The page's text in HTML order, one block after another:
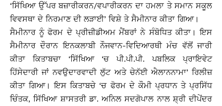
‘ਸਿੱਖਿਆ ਉੱਪਰ ਬਜ਼ਾਰੀਕਰਨ/ਵਪਾਰੀਕਰਨ ਦਾ ਹਮਲਾ ਤੇ ਸਮਾਨ ਸਕੂਲ
ਵਿਵਸਥਾ ਦੇ ਨਿਰਮਾਣ ਦੀ ਲੜਾਈ’ ਵਿਸ਼ੇ ਤੇ ਸੈਮੀਨਾਰ ਕੀਤਾ ਗਿਆ।
ਸੈਮੀਨਾਰ ਨੂੰ ਫੋਰਮ ਦੇ ਪ੍ਰੀਜ਼ੀਡੀਅਮ ਮੈਂਬਰਾਂ ਨੇ ਸੰਬੋਧਿਤ ਕੀਤਾ। ਇਸ
ਸੈਮੀਨਾਰ ਦੌਰਾਨ ਇਨਕਲਾਬੀ ਨੌਜਵਾਨ-ਵਿਦਿਆਰਥੀ ਮੰਚ ਵੱਲੋਂ ਜਾਰੀ
ਕੀਤਾ ਕਿਤਾਬਚਾ ‘ਸਿੱਖਿਆ ‘ਚ ਪੀ.ਪੀ.ਪੀ. ਪਬਲਿਕ ਪ੍ਰਾਇਵੇਟ
ਹਿੱਸੇਦਾਰੀ ਜਾਂ ਨਵਉਦਾਰਵਾਦੀ ਲੁੱਟ ਅਤੇ ਚੇਨੱਈ ਐਲਾਨਨਾਮਾ’ ਰਿਲੀਜ਼
ਕੀਤਾ ਗਿਆ। ਇਸ ਕਿਤਾਬਚੇ ‘ਚ ਫੋਰਮ ਦੇ ਕੌਮੀ ਪ੍ਰਧਾਨ ਤੇ ਪ੍ਰਸਿੱਧ
ਚਿੰਤਕ, ਸਿੱਖਿਆ ਸ਼ਾਸਤਰੀ ਡਾ. ਅਨਿਲ ਸਦਗੋਪਾਲ ਨਾਲ ਸ਼੍ਰੀ ਦੀਪੇਂਦਰ